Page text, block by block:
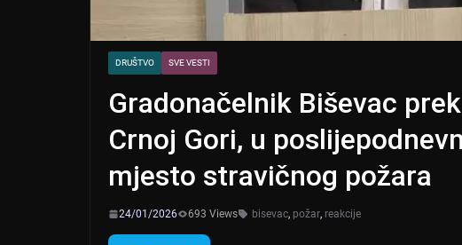
DRUŠTVO SVE VESTI
Gradonačelnik Biševac
Crnoj Gori, u
mjesto stravičnog požara
24/01/2026 693 Views bisevac, požar, reakcije